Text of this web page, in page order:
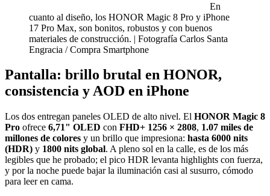
En
cuanto al diseño, los HONOR Magic 8 Pro y iPhone
17 Pro Max, son bonitos, robustos y con buenos
materiales de construcción. | Fotografía Carlos Santa
Engracia / Compra Smartphone
Pantalla: brillo brutal en HONOR,
consistencia y AOD en iPhone
Los dos entregan paneles OLED de alto nivel. El HONOR Magic 8
Pro ofrece 6,71" OLED con FHD+ 1256 × 2808, 1.07 miles de
millones de colores y un brillo que impresiona: hasta 6000 nits
(HDR) y 1800 nits global. A pleno sol en la calle, es de los más
legibles que he probado; el pico HDR levanta highlights con fuerza,
y por la noche puede bajar la iluminación casi al susurro, cómodo
para leer en cama.